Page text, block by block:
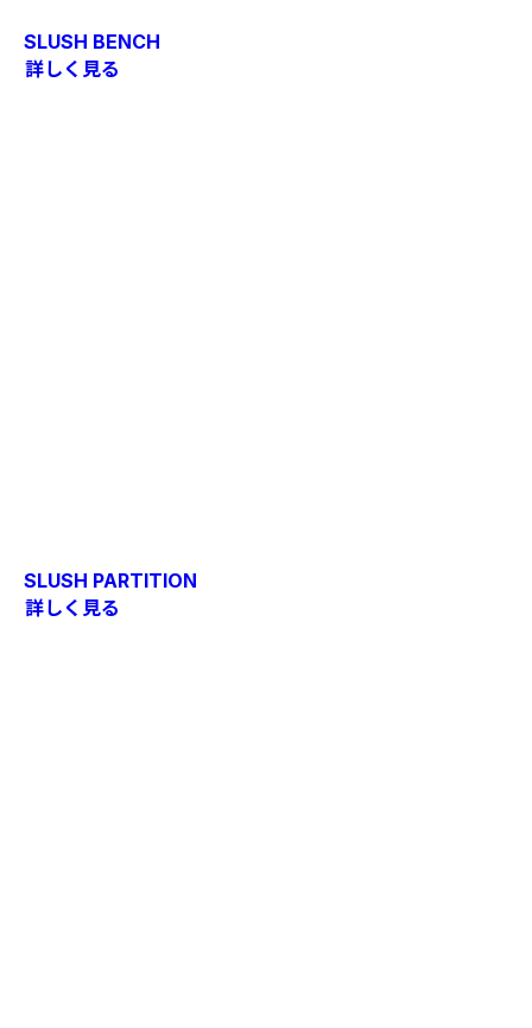
SLUSH BENCH
詳しく見る
SLUSH PARTITION
詳しく見る